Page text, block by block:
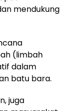
mendukung
(limbah
dalam
batu bara.
juga